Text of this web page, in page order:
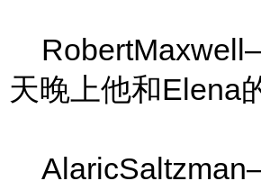
天晚上他和Elena